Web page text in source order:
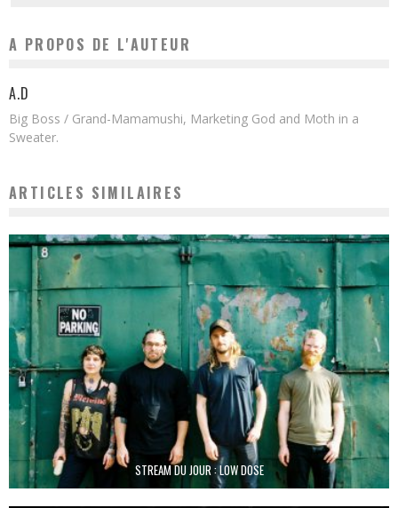
A PROPOS DE L'AUTEUR
A.D
Big Boss / Grand-Mamamushi, Marketing God and Moth in a
Sweater.
ARTICLES SIMILAIRES
STREAM DU JOUR : LOW DOSE